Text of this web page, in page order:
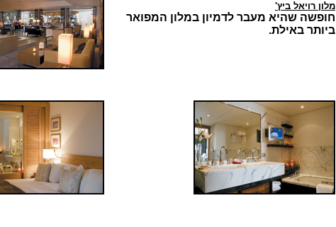
מלון רויאל ביץ'
חופשה שהיא מעבר לדמיון במלון המפואר
ביותר באילת.